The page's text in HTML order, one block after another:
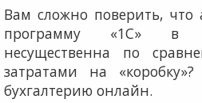
Вам сложно поверить, что
программу «1С» в
несущественна по
затратами на
бухгалтерию онлайн.